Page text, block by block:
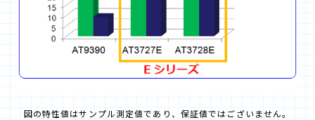
図の特性値はサンプル測定値であり、保証値ではございません。